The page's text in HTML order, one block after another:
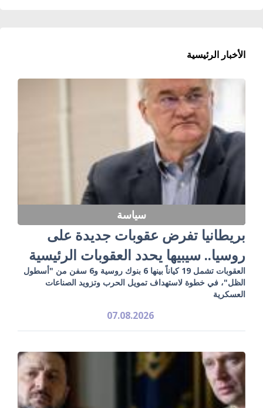
الأخبار الرئيسية
سياسة
بريطانيا تفرض عقوبات جديدة على
روسيا.. سيبيها يحدد العقوبات الرئيسية
العقوبات تشمل 19 كياناً بينها 6 بنوك روسية و6 سفن من "أسطول
الظل"، في خطوة لاستهداف تمويل الحرب وتزويد الصناعات
العسكرية
07.08.2026